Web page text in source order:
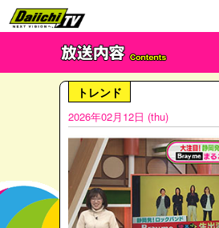
トレンド
2026年02月12日 (thu)